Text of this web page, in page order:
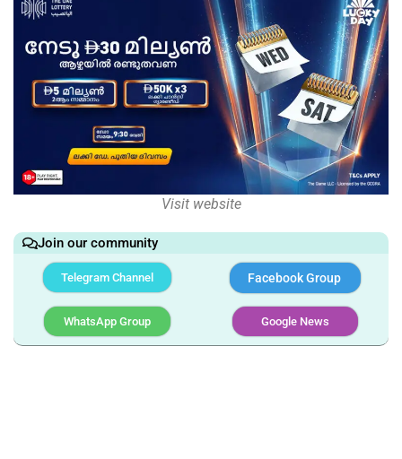
Visit website
Join our community
Telegram Channel Facebook Group
WhatsApp Group Google News